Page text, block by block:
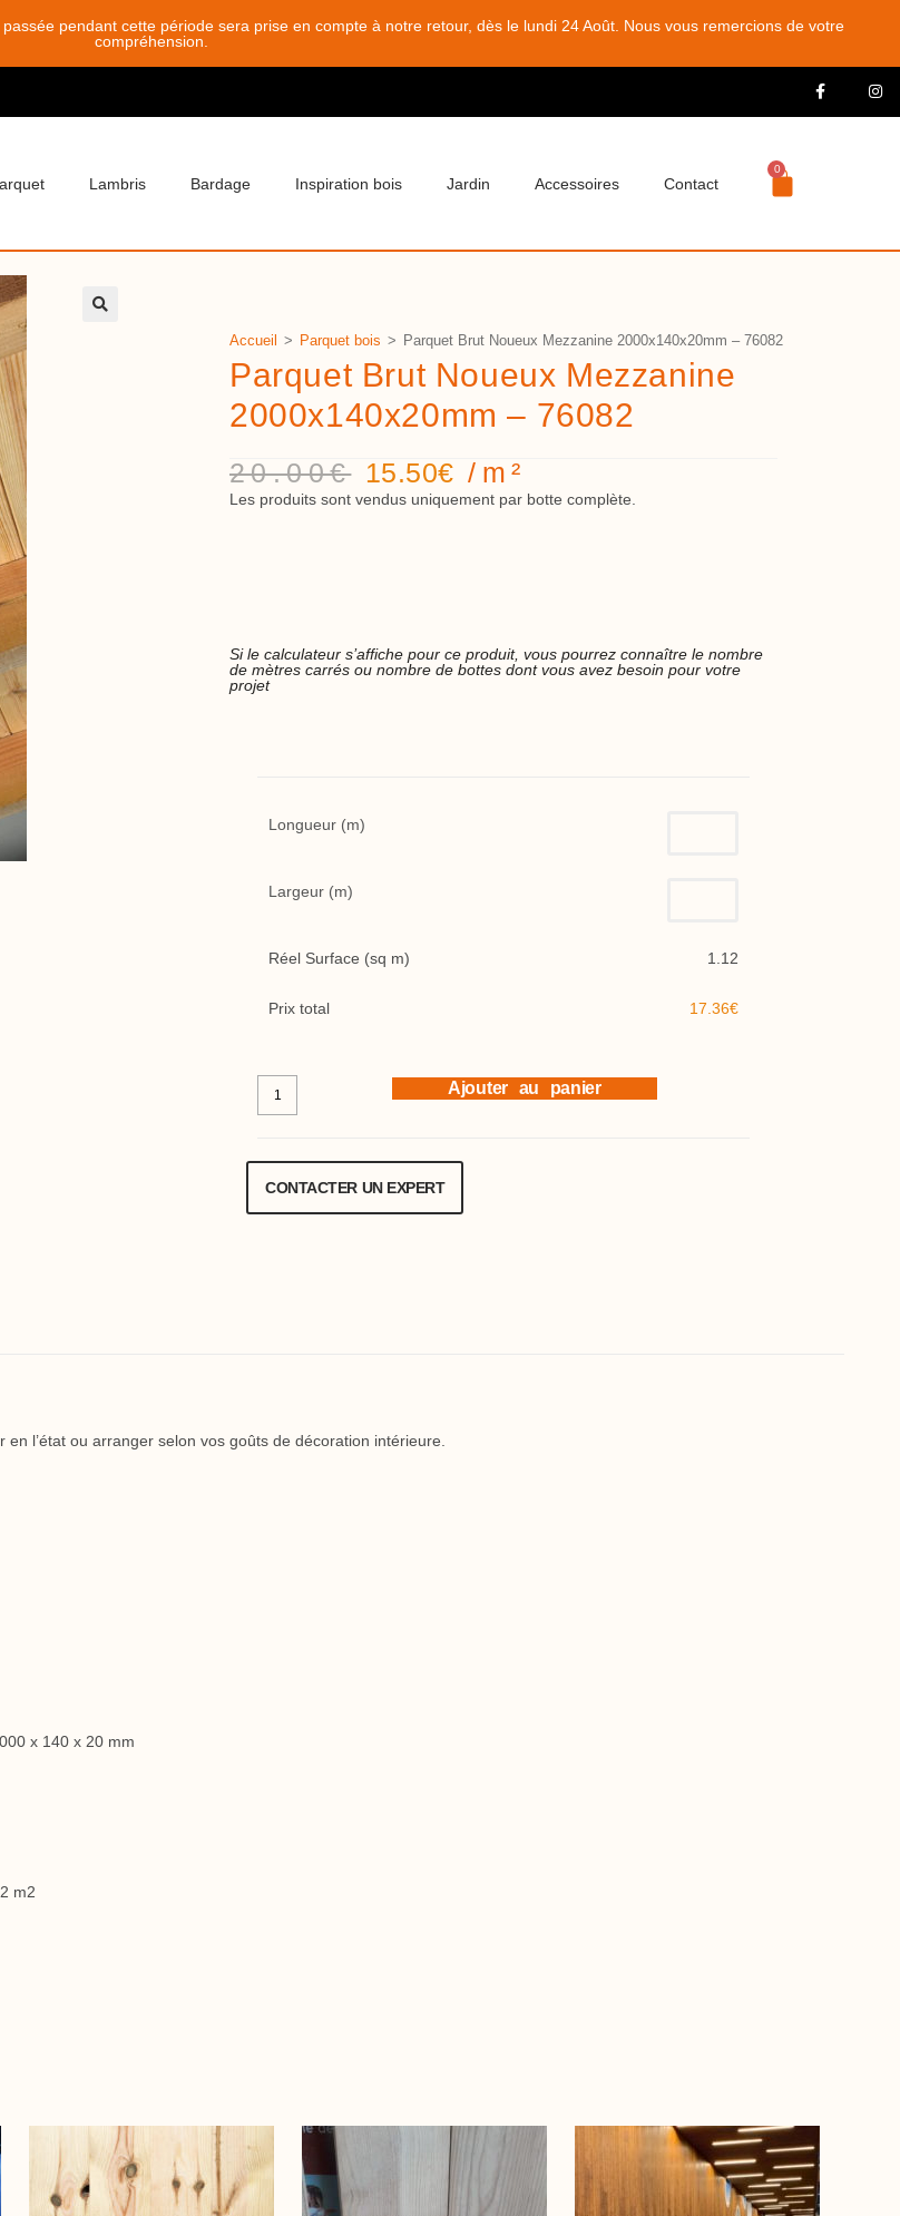
pendant cette période sera prise en compte à notre retour, dès le lundi 24 Août. Nous vous remercions de votre
compréhension.
Lambris Bardage Inspiration bois Jardin Accessoires Contact
0
Accueil > Parquet bois > Parquet Brut Noueux Mezzanine 2000x140x20mm – 76082
Parquet Brut Noueux Mezzanine
2000x140x20mm – 76082
20.00€ 15.50€ /m²
Les produits sont vendus uniquement par botte complète.
Si le calculateur s’affiche pour ce produit, vous pourrez connaître le nombre
de mètres carrés ou nombre de bottes dont vous avez besoin pour votre
projet
Longueur (m)
Largeur (m)
Réel Surface (sq m) 1.12
Prix total 17.36€
Ajouter au panier
CONTACTER UN EXPERT
l’état ou arranger selon vos goûts de décoration intérieure.
x 140 x 20 mm
m2